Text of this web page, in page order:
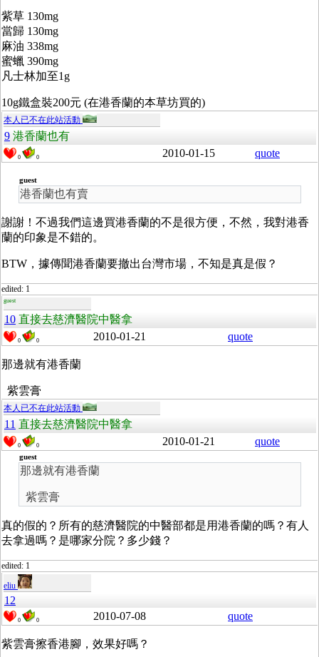
紫草 130mg
當歸 130mg
麻油 338mg
蜜蠟 390mg
凡士林加至1g
10g鐵盒裝200元 (在港香蘭的本草坊買的)
本人已不在此站活動
9 港香蘭也有
0 0 2010-01-15 quote
guest
港香蘭也有賣
謝謝！不過我們這邊買港香蘭的不是很方便，不然，我對港香
蘭的印象是不錯的。
BTW，據傳聞港香蘭要撤出台灣市場，不知是真是假？
edited: 1
guest
10 直接去慈濟醫院中醫拿
0 0 2010-01-21 quote
那邊就有港香蘭
紫雲膏
本人已不在此站活動
11 直接去慈濟醫院中醫拿
0 0 2010-01-21 quote
guest
那邊就有港香蘭
紫雲膏
真的假的？所有的慈濟醫院的中醫部都是用港香蘭的嗎？有人
去拿過嗎？是哪家分院？多少錢？
edited: 1
eliu
12
0 0 2010-07-08 quote
紫雲膏擦香港腳，效果好嗎？